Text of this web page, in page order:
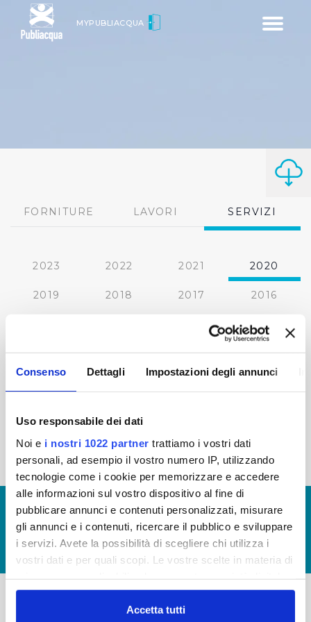
Consenso Dettagli Impostazioni degli annunci
Uso responsabile dei dati
Noi e i nostri 1022 partner trattiamo i vostri dati
personali, ad esempio il vostro numero IP, utilizzando
tecnologie come i cookie per memorizzare e accedere
alle informazioni sul vostro dispositivo al fine di
pubblicare annunci e contenuti personalizzati, misurare
gli annunci e i contenuti, ricercare il pubblico e sviluppare
i servizi. Avete la possibilità di scegliere chi utilizza i
vostri dati e per quali scopi. Le vostre scelte in materia di
in cui avete effettuato le vostre scelte. È possibile
modificare o revocare il proprio consenso in qualsiasi
Accetta tutti
Toggle
MYPUBLIACQUA
FORNITURE LAVORI SERVIZI
2023 2022 2021 2020
2019 2018 2017 2016
2012
2011 2010 2009 2008
‹ precedente 2
© Copyright 2017 - 2026
GLOSSARIO
GIUDICA IL SERVIZIO
LAVORA CON NOI